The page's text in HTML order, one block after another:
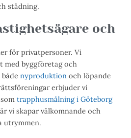
städning.
och
för privatpersoner. Vi
med byggföretag och
bådenyproduktion och löpande
erbjuder vi
somtrapphusmålning i Göteborg
vi skapar välkomnande och
utrymmen.